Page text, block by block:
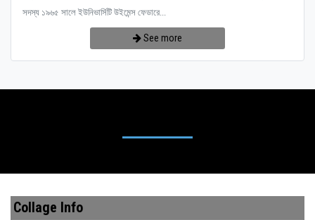
সদস্য ১৯৬৫ সালে ইউনিভার্সিটি উইমেন্স ফেডারে...
See more
Collage Info